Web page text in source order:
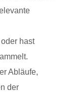
hast
Abläufe,
der